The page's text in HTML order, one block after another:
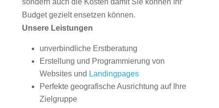
sondern auch die Kosten damit Sie können Ihr
Budget gezielt ensetzen können.
Unsere Leistungen
unverbindliche Erstberatung
Erstellung und Programmierung von
Websites und Landingpages
Perfekte geografische Ausrichtung auf Ihre
Zielgruppe